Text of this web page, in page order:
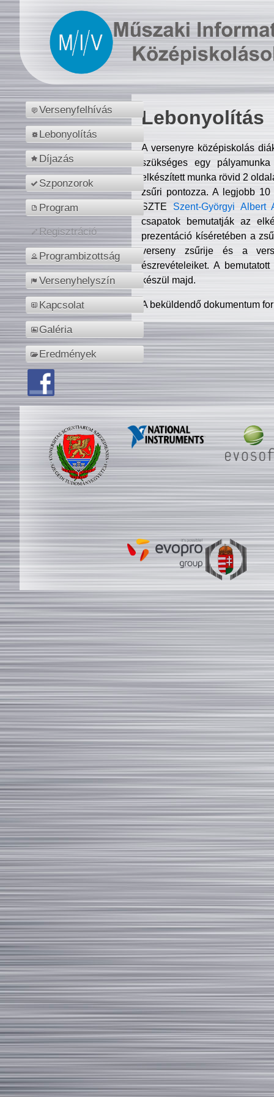
Versenyfelhívás
Lebonyolítás
Díjazás
Szponzorok
Program
Regisztráció
Programbizottság
Versenyhelyszín
Kapcsolat
Galéria
Eredmények
Lebonyolítás
A versenyre középiskolás
szükséges egy
elkészített munka rövid 2
zsűri pontozza. A legjobb
SZTE Szent-Györgyi Albert
csapatok bemutatják az
prezentáció kíséretében a
verseny zsűrije és a
észrevételeiket. A
készül majd.
A beküldendő dokumentum